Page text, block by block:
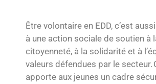
Être volontaire en EDD, c’est
à une action sociale de soutien à l
citoyenneté, à la solidarité et à
valeurs défendues par le secteur.
apporte aux jeunes un cadre